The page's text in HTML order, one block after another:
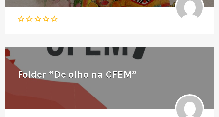
Folder “De olho na CFEM”